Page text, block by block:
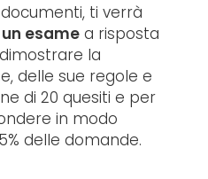
ti verrà
esame a risposta
la
delle sue regole e
di 20 quesiti e per
in modo
delle domande.